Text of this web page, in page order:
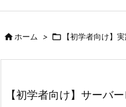
ホーム >  【初学者向け】
【初学者向け】サーバ